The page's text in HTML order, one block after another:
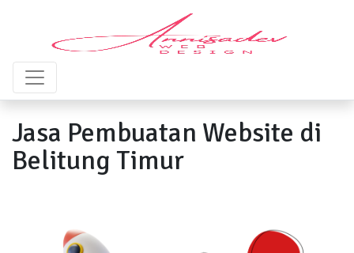
Jasa Pembuatan Website di
Belitung Timur